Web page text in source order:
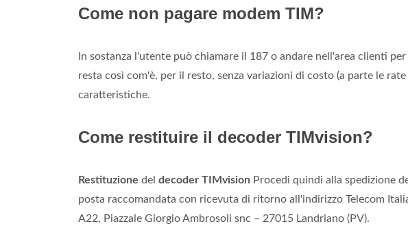
Come non pagare modem TIM?
In sostanza l'utente può chiamare il 187 o andare nell'area clienti
resta così com'è, per il resto, senza variazioni di costo (a parte le rate
caratteristiche.
Come restituire il decoder TIMvision?
Restituzione del decoder TIMvision Procedi quindi alla spedizione
posta raccomandata con ricevuta di ritorno all'indirizzo Telecom
A22, Piazzale Giorgio Ambrosoli snc – 27015 Landriano (PV).